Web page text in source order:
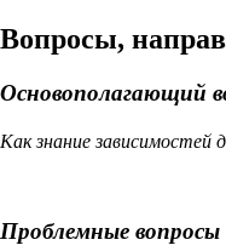
Вопросы,
Основополагающий
Как знание зависимостей
Проблемные вопросы